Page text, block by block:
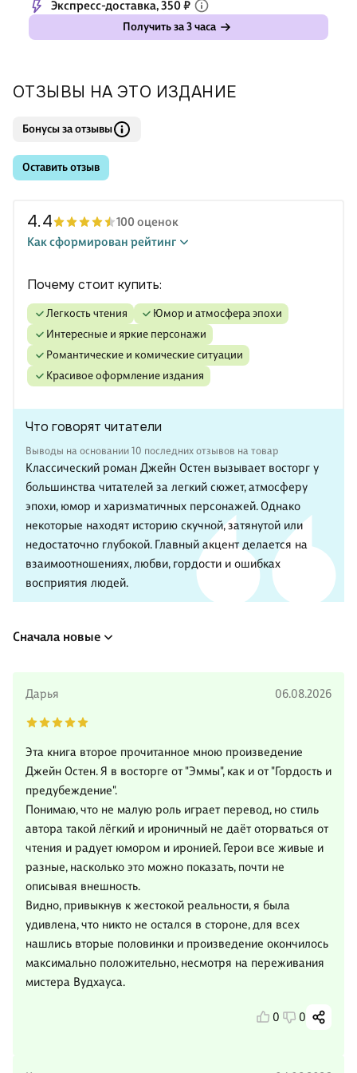
Экспресс-доставка, 350 ₽
Получить за 3 часа
ОТЗЫВЫ НА ЭТО ИЗДАНИЕ
Бонусы за отзывы
Оставить отзыв
4.4
100 оценок
Как сформирован рейтинг
Почему стоит купить:
Легкость чтения
Юмор и атмосфера эпохи
Интересные и яркие персонажи
Романтические и комические ситуации
Красивое оформление издания
Что говорят читатели
Выводы на основании 10 последних отзывов на товар
Классический роман Джейн Остен вызывает восторг у
большинства читателей за легкий сюжет, атмосферу
эпохи, юмор и харизматичных персонажей. Однако
некоторые находят историю скучной, затянутой или
недостаточно глубокой. Главный акцент делается на
взаимоотношениях, любви, гордости и ошибках
восприятия людей.
Сначала новые
Дарья 06.08.2026
Эта книга второе прочитанное мною произведение
Джейн Остен. Я в восторге от "Эммы", как и от "Гордость и
предубеждение".
Понимаю, что не малую роль играет перевод, но стиль
автора такой лёгкий и ироничный не даёт оторваться от
чтения и радует юмором и иронией. Герои все живые и
разные, насколько это можно показать, почти не
описывая внешность.
Видно, привыкнув к жестокой реальности, я была
удивлена, что никто не остался в стороне, для всех
нашлись вторые половинки и произведение окончилось
максимально положительно, несмотря на переживания
мистера Вудхауса.
0 0